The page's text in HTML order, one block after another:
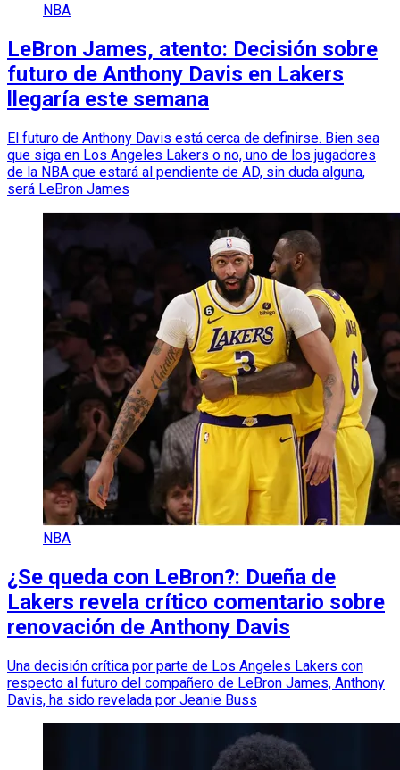
NBA
LeBron James, atento: Decisión sobre
futuro de Anthony Davis en Lakers
llegaría este semana
El futuro de Anthony Davis está cerca de definirse. Bien sea
que siga en Los Angeles Lakers o no, uno de los jugadores
de la NBA que estará al pendiente de AD, sin duda alguna,
será LeBron James
NBA
¿Se queda con LeBron?: Dueña de
Lakers revela crítico comentario sobre
renovación de Anthony Davis
Una decisión crítica por parte de Los Angeles Lakers con
respecto al futuro del compañero de LeBron James, Anthony
Davis, ha sido revelada por Jeanie Buss